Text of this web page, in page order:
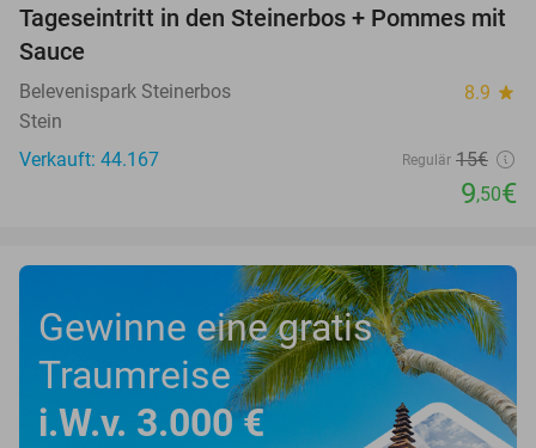
37%
Tageseintritt in den Steinerbos + Pommes mit
Sauce
Belevenispark Steinerbos 8.9 star
Stein
Verkauft: 44.167
Regulär 15€
9,50€
Gewinne eine gratis
Traumreise
i.W.v. 3.000 €